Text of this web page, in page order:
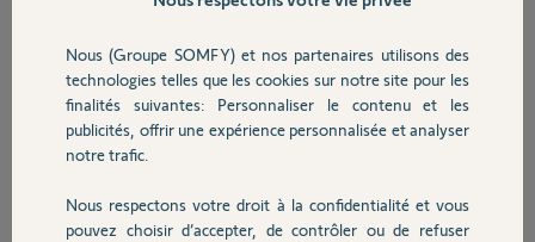
Sécurité
Domotique
Chauffage
SOMFY IO OXIMO pour un de mes
(marque combi france?). J'ai
commencé le travail en enlevant le
tablier et en souhaitant retirer
l'ancien moteur j'ai remarqué deux
de mes ailettes en pvc.... Est ce que
ces rivets sont utiles ? Et enfin est
Nous (Groupe SOMFY) et nos partenaires utilisons des
technologies telles que les cookies sur notre site pour les
finalités suivantes: Personnaliser le contenu et les
publicités, offrir une expérience personnalisée et analyser
notre trafic.
Nous respectons votre droit à la confidentialité et vous
pouvez choisir d’accepter, de contrôler ou de refuser